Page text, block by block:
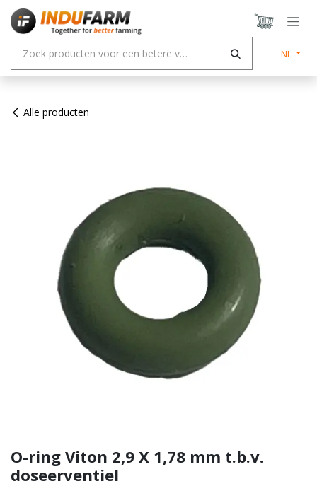
Overslaan naar inhoud
NL
Alle producten
O-ring Viton 2,9 X 1,78 mm t.b.v.
doseerventiel